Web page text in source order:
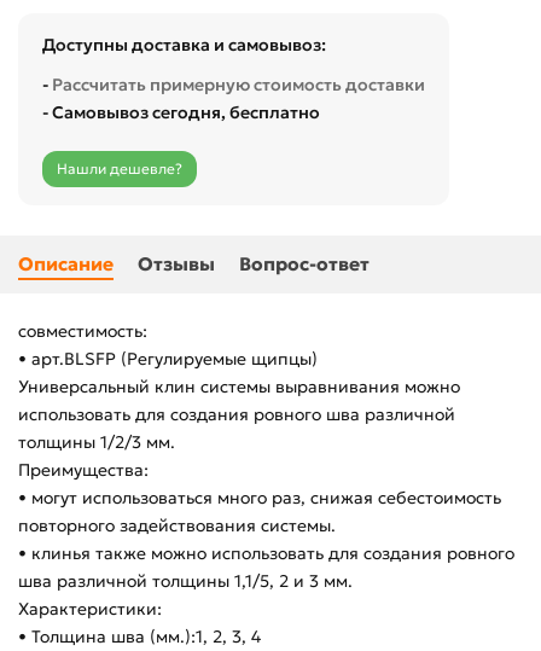
Доступны доставка и самовывоз:
- Рассчитать примерную стоимость доставки
- Самовывоз сегодня, бесплатно
Нашли дешевле?
Описание Отзывы Вопрос-ответ
совместимость:
• арт.BLSFP (Регулируемые щипцы)
Универсальный клин системы выравнивания можно
использовать для создания ровного шва различной
толщины 1/2/3 мм.
Преимущества:
• могут использоваться много раз, снижая себестоимость
повторного задействования системы.
• клинья также можно использовать для создания ровного
шва различной толщины 1,1/5, 2 и 3 мм.
Характеристики:
• Толщина шва (мм.):1, 2, 3, 4